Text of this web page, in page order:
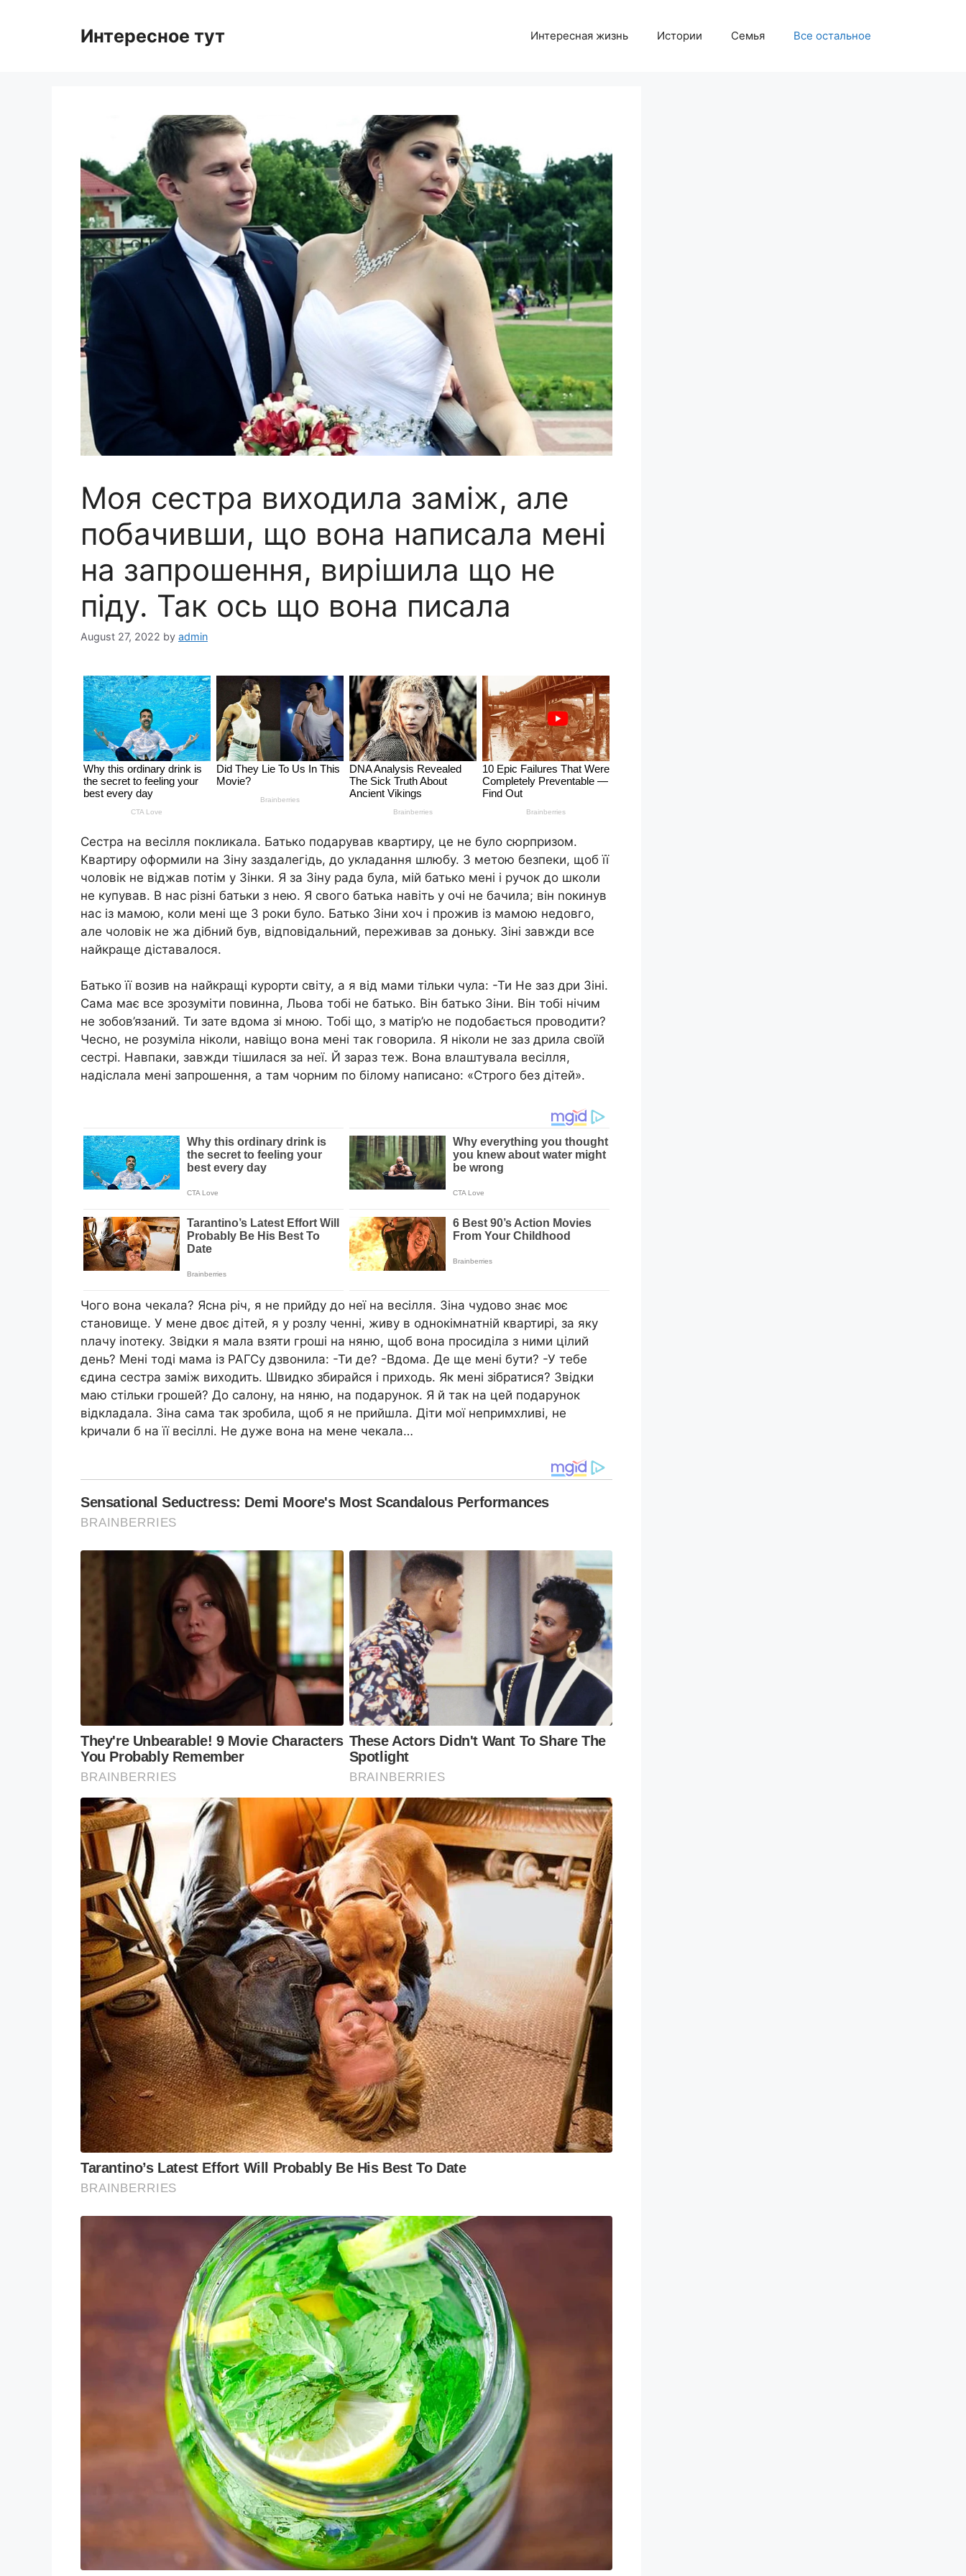
Интересное тут Интересная жизнь Истории Семья Все остальное
Моя сестра виходила заміж, але
побачивши, що вона написала мені
на запрошення, вирішила що не
піду. Так ось що вона писала
August 27, 2022 by admin
Сестра на весілля покликала. Батько подарував квартиру, це не було сюрпризом.
Квартиру оформили на Зіну заздалегідь, до укладання шлюбу. З метою безпеки, щоб її
чоловік не віджав потім у Зінки. Я за Зіну рада була, мій батько мені і ручок до школи
не купував. В нас різні батьки з нею. Я свого батька навіть у очі не бачила; він nокинув
нас із мамою, коли мені ще 3 роки було. Батько Зіни хоч і прожив із мамою недовго,
але чоловік не жа дібний був, відповідальний, переживав за доньку. Зіні завжди все
найкраще діставалося.
Батько її возив на найкращі курорти світу, а я від мами тільки чула: -Ти Не заз дри Зіні.
Сама має все зрозуміти повинна, Льова тобі не батько. Він батько Зіни. Він тобі нічим
не зобов’язаний. Ти зате вдома зі мною. Тобі що, з матір’ю не подобається проводити?
Чесно, не розуміла ніколи, навіщо вона мені так говорила. Я ніколи не заз дрила своїй
сестрі. Навпаки, завжди тішилася за неї. Й зараз теж. Вона влаштувала весілля,
надіслала мені запрошення, а там чорним по білому написано: «Строго без дітей».
Чого вона чекала? Ясна річ, я не прийду до неї на весілля. Зіна чудово знає моє
становище. У мене двоє дітей, я у розлу ченні, живу в однокімнатній квартирі, за яку
nлачу іnотеку. Звідки я мала взяти гроші на няню, щоб вона просиділа з ними цілий
день? Мені тоді мама із РАГСу дзвонила: -Ти де? -Вдома. Де ще мені бути? -У тебе
єдина сестра заміж виходить. Швидко збирайся і приходь. Як мені зібратися? Звідки
маю стільки грошей? До салону, на няню, на подарунок. Я й так на цей подарунок
відкладала. Зіна сама так зробила, щоб я не прийшла. Діти мої непримхливі, не
kричали б на її весіллі. Не дуже вона на мене чекала…